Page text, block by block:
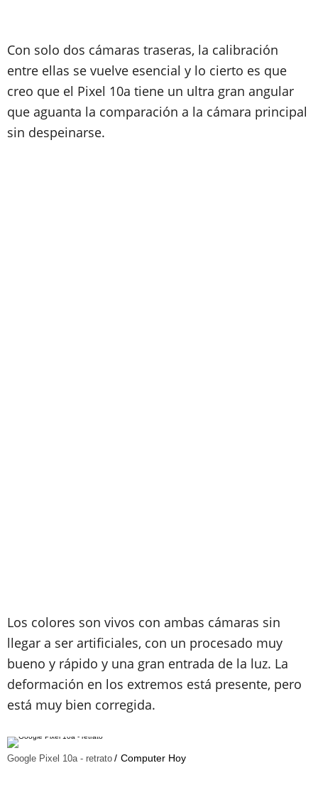
Con solo dos cámaras traseras, la calibración
entre ellas se vuelve esencial y lo cierto es que
creo que el Pixel 10a tiene un ultra gran angular
que aguanta la comparación a la cámara principal
sin despeinarse.
Los colores son vivos con ambas cámaras sin
llegar a ser artificiales, con un procesado muy
bueno y rápido y una gran entrada de la luz. La
deformación en los extremos está presente, pero
está muy bien corregida.
Google Pixel 10a - retrato Computer Hoy